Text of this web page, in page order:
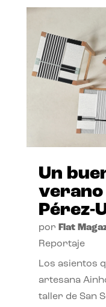
Un
Pérez-
por Flat
Reportaje
Los asientos
artesana
taller de San